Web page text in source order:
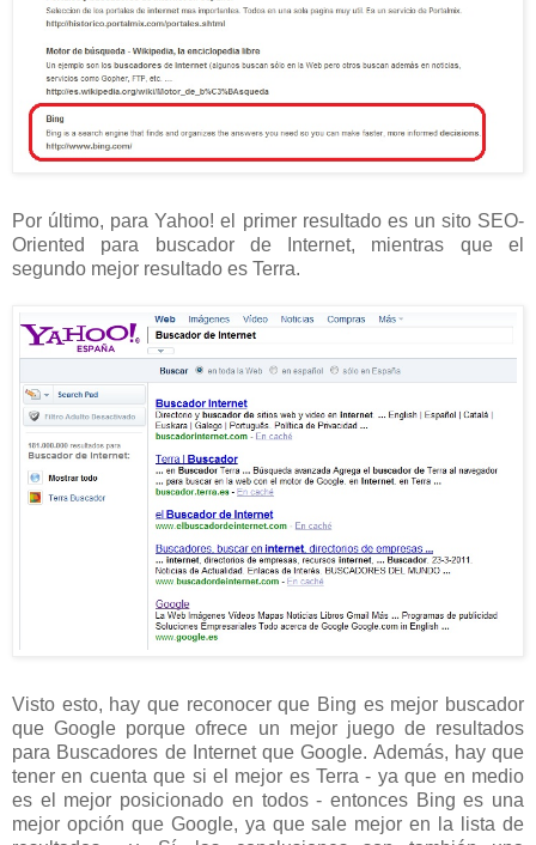
Por último, para Yahoo! el primer resultado es un sito SEO-
Oriented para buscador de Internet, mientras que el
segundo mejor resultado es Terra.
Visto esto, hay que reconocer que Bing es mejor buscador
que Google porque ofrece un mejor juego de resultados
para Buscadores de Internet que Google. Además, hay que
tener en cuenta que si el mejor es Terra - ya que en medio
es el mejor posicionado en todos - entonces Bing es una
mejor opción que Google, ya que sale mejor en la lista de